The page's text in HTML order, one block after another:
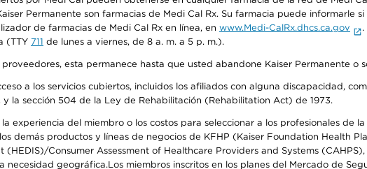
Permanente son farmacias de Medi Cal Rx. Su farmacia puede informarle
de farmacias de Medi Cal Rx en línea, en www.Medi-CalRx.dhcs.ca.gov
(TTY 711 de lunes a viernes, de 8 a. m. a 5 p. m.).
esta permanece hasta que usted abandone Kaiser Permanente o
a los servicios cubiertos, incluidos los afiliados con alguna discapacidad,
la sección 504 de la Ley de Rehabilitación (Rehabilitation Act) de 1973.
experiencia del miembro o los costos para seleccionar a los profesionales de
demás productos y líneas de negocios de KFHP (Kaiser Foundation Health
Consumer Assessment of Healthcare Providers and Systems
geográfica.Los miembros inscritos en los planes del Mercado de